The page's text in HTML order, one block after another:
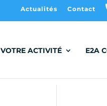
Actualités Contact
VOTRE ACTIVITÉ E2A